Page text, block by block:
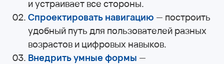
и устраивает все стороны.
Спроектировать навигацию — построить
удобный путь для пользователей разных
возрастов и цифровых навыков.
Внедрить умные формы —